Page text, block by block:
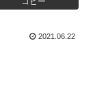
2021.06.22